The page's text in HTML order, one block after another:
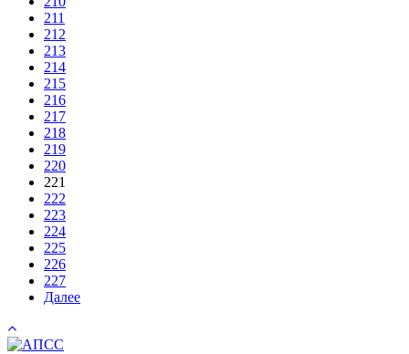
211
212
213
214
215
216
217
218
219
220
221
222
223
224
225
226
227
Далее